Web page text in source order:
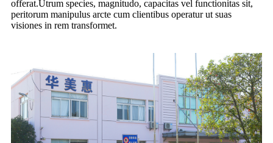
offerat.Utrum species, magnitudo, capacitas vel functionitas sit,
peritorum manipulus arcte cum clientibus operatur ut suas
visiones in rem transformet.